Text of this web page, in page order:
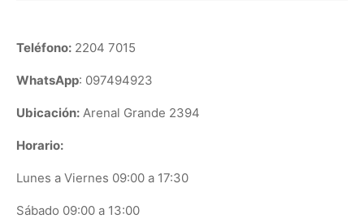
Teléfono: 2204 7015
WhatsApp: 097494923
Ubicación: Arenal Grande 2394
Horario:
Lunes a Viernes 09:00 a 17:30
Sábado 09:00 a 13:00